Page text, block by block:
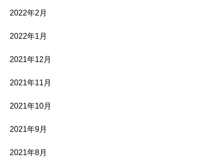
2022年2月
2022年1月
2021年12月
2021年11月
2021年10月
2021年9月
2021年8月